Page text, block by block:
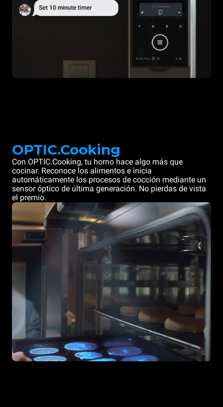
OPTIC.Cooking
Con OPTIC.Cooking, tu horno hace algo más que
cocinar. Reconoce los alimentos e inicia
automáticamente los procesos de cocción mediante un
sensor óptico de última generación. No pierdas de vista
el premio.